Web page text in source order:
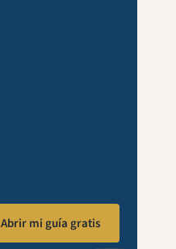
Abrir mi guía gratis